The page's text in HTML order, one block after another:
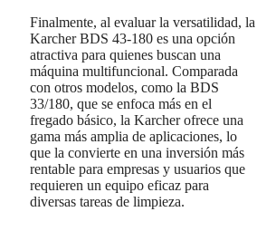
Finalmente, al evaluar la versatilidad, la
Karcher BDS 43-180 es una opción
atractiva para quienes buscan una
máquina multifuncional. Comparada
con otros modelos, como la BDS
33/180, que se enfoca más en el
fregado básico, la Karcher ofrece una
gama más amplia de aplicaciones, lo
que la convierte en una inversión más
rentable para empresas y usuarios que
requieren un equipo eficaz para
diversas tareas de limpieza.